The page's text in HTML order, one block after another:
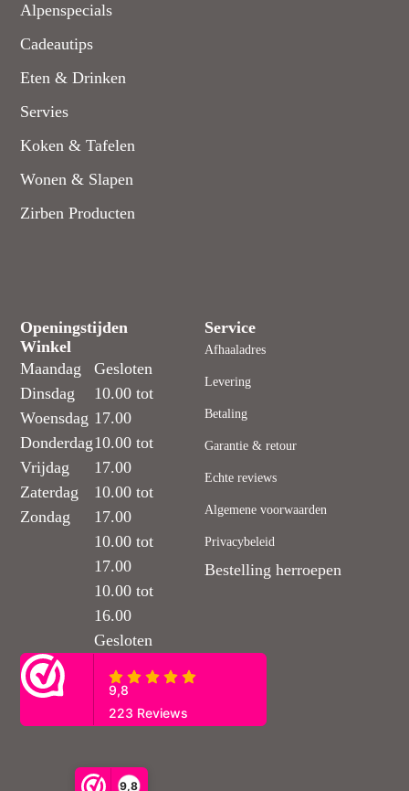
9,8
Alpenspecials
Cadeautips
Eten & Drinken
Servies
Koken & Tafelen
Wonen & Slapen
Zirben Producten
Openingstijden
Winkel
Maandag
Dinsdag
Woensdag
Donderdag
Vrijdag
Zaterdag
Zondag
Gesloten
10.00 tot
17.00
10.00 tot
17.00
10.00 tot
17.00
10.00 tot
17.00
10.00 tot
16.00
Gesloten
Service
Afhaaladres
Levering
Betaling
Garantie & retour
Echte reviews
Algemene voorwaarden
Privacybeleid
Bestelling herroepen